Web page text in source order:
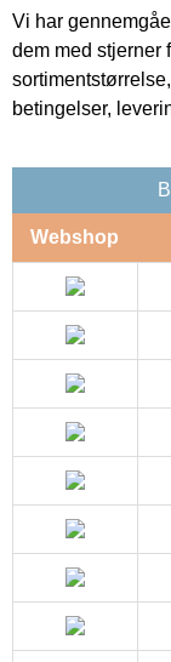
Vi har
dem med stjerner
betingelser,
Webshop